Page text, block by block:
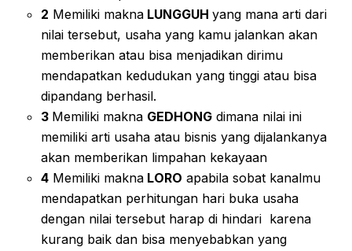
2 Memiliki makna LUNGGUH yang mana arti dari
nilai tersebut, usaha yang kamu jalankan akan
memberikan atau bisa menjadikan dirimu
mendapatkan kedudukan yang tinggi atau bisa
dipandang berhasil.
3 Memiliki makna GEDHONG dimana nilai ini
memiliki arti usaha atau bisnis yang dijalankanya
akan memberikan limpahan kekayaan
4 Memiliki makna LORO apabila sobat kanalmu
mendapatkan perhitungan hari buka usaha
dengan nilai tersebut harap di hindari karena
kurang baik dan bisa menyebabkan yang